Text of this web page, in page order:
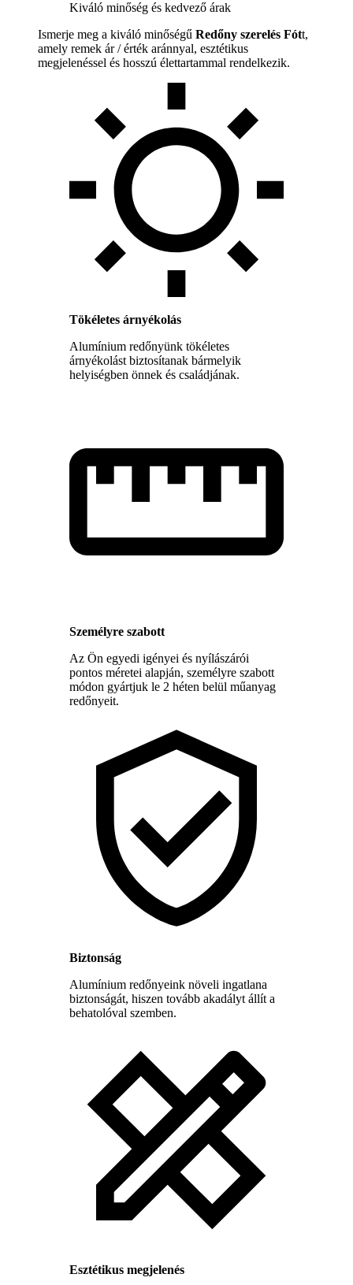
Kiváló minőség és kedvező árak
Ismerje meg a kiváló minőségű Redőny szerelés Fótt,
amely remek ár / érték aránnyal, esztétikus
megjelenéssel és hosszú élettartammal rendelkezik.
Tökéletes árnyékolás
Alumínium redőnyünk tökéletes
árnyékolást biztosítanak bármelyik
helyiségben önnek és családjának.
Személyre szabott
Az Ön egyedi igényei és nyílászárói
pontos méretei alapján, személyre szabott
módon gyártjuk le 2 héten belül műanyag
redőnyeit.
Biztonság
Alumínium redőnyeink növeli ingatlana
biztonságát, hiszen tovább akadályt állít a
behatolóval szemben.
Esztétikus megjelenés